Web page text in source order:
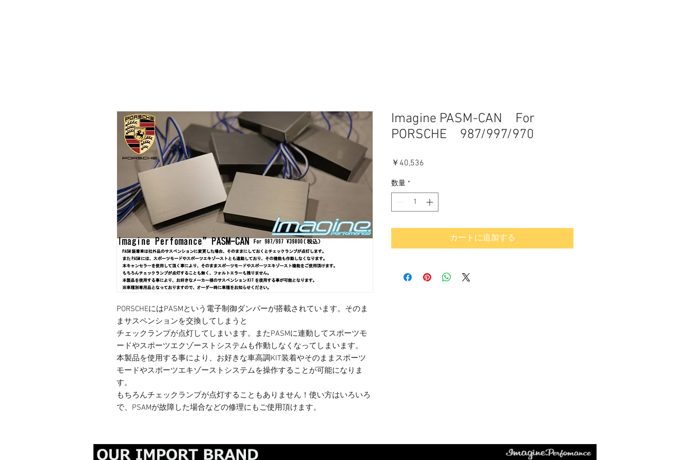
PORSCHEにはPASMという電子制御ダンパーが搭載されています。そのま
まサスペンションを交換してしまうと
チェックランプが点灯してしまいます。またPASMに連動してスポーツモ
ードやスポーツエクゾーストシステムも作動しなくなってしまいます。
本製品を使用する事により、お好きな車高調KIT装着やそのままスポーツ
モードやスポーツエキゾーストシステムを操作することが可能になりま
す。
もちろんチェックランプが点灯することもありません！使い方はいろいろ
で、PSAMが故障した場合などの修理にもご使用頂けます。
Imagine PASM-CAN For
PORSCHE 987/997/970
￥40,536
数量 *
カートに追加する